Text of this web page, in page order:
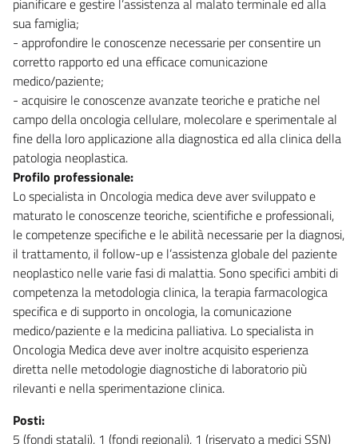
pianificare e gestire l’assistenza al malato terminale ed alla
sua famiglia;
- approfondire le conoscenze necessarie per consentire un
corretto rapporto ed una efficace comunicazione
medico/paziente;
- acquisire le conoscenze avanzate teoriche e pratiche nel
campo della oncologia cellulare, molecolare e sperimentale al
fine della loro applicazione alla diagnostica ed alla clinica della
patologia neoplastica.
Profilo professionale:
Lo specialista in Oncologia medica deve aver sviluppato e
maturato le conoscenze teoriche, scientifiche e professionali,
le competenze specifiche e le abilità necessarie per la diagnosi,
il trattamento, il follow-up e l’assistenza globale del paziente
neoplastico nelle varie fasi di malattia. Sono specifici ambiti di
competenza la metodologia clinica, la terapia farmacologica
specifica e di supporto in oncologia, la comunicazione
medico/paziente e la medicina palliativa. Lo specialista in
Oncologia Medica deve aver inoltre acquisito esperienza
diretta nelle metodologie diagnostiche di laboratorio più
rilevanti e nella sperimentazione clinica.
Posti:
5 (fondi statali), 1 (fondi regionali), 1 (riservato a medici SSN)